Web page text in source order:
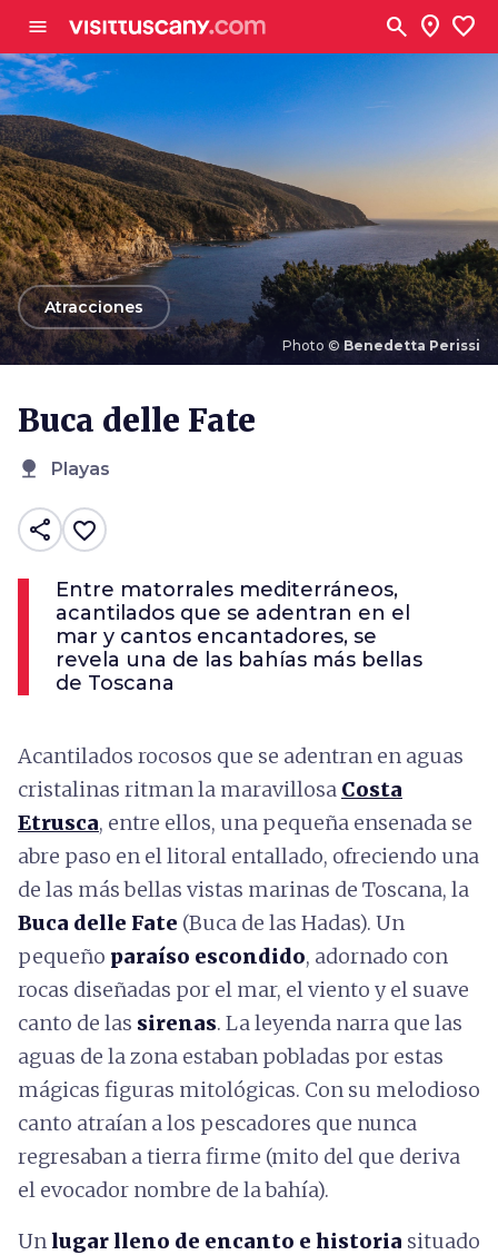
menu search location_on favorite
Photo © Benedetta Perissi
arrow_backAtracciones
Buca delle Fate
nature Playas
share favorite_border
Entre matorrales mediterráneos,
acantilados que se adentran en el
mar y cantos encantadores, se
revela una de las bahías más bellas
de Toscana
Acantilados rocosos que se adentran en aguas
cristalinas ritman la maravillosa Costa
Etrusca, entre ellos, una pequeña ensenada se
abre paso en el litoral entallado, ofreciendo una
de las más bellas vistas marinas de Toscana, la
Buca delle Fate (Buca de las Hadas). Un
pequeño paraíso escondido, adornado con
rocas diseñadas por el mar, el viento y el suave
canto de las sirenas. La leyenda narra que las
aguas de la zona estaban pobladas por estas
mágicas figuras mitológicas. Con su melodioso
canto atraían a los pescadores que nunca
regresaban a tierra firme (mito del que deriva
el evocador nombre de la bahía).
Unlugar lleno de encanto e historia situado